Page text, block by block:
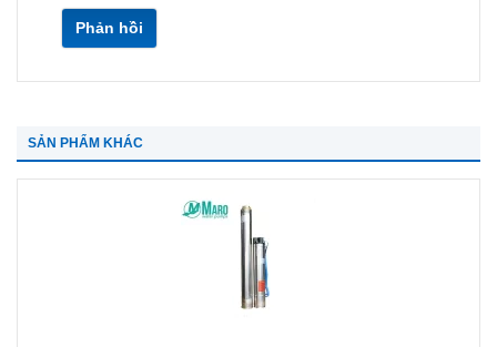
Phản hồi
SẢN PHẨM KHÁC